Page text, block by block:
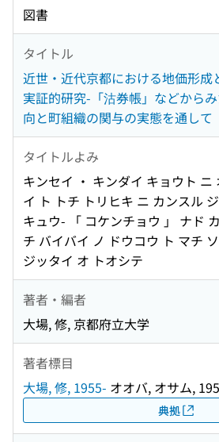
図書
タイトル
近世・近代京都における地価形成
実証的研究-「沽券帳」などから
向と町組織の関与の実態を通して
タイトルよみ
キンセイ ・ キンダイ キョウト ニ
イ ト トチ トリヒキ ニ カンスル
キュウ- 「 コケンチョウ 」 ナド
チ バイバイ ノ ドウコウ ト マチ
ジッタイ オ トオシテ
著者・編者
大場, 修, 京都府立大学
著者標目
大場, 修, 1955- オオバ, オサム,
典拠